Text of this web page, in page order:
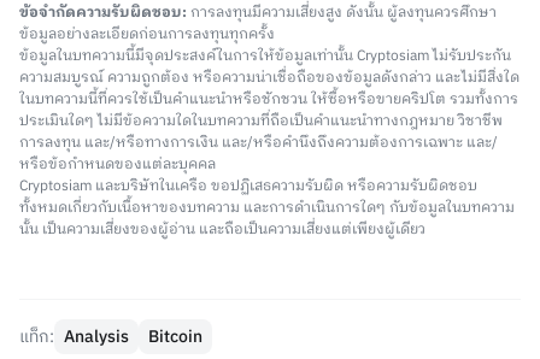
ข้อจำกัดความรับผิดชอบ: การลงทุนมีความเสี่ยงสูง ดังนั้น ผู้ลงทุนควรศึกษา
ข้อมูลอย่างละเอียดก่อนการลงทุนทุกครั้ง
ข้อมูลในบทความนี้มีจุดประสงค์ในการให้ข้อมูลเท่านั้น Cryptosiam ไม่รับประกัน
ความสมบูรณ์ ความถูกต้อง หรือความน่าเชื่อถือของข้อมูลดังกล่าว และไม่มีสิ่งใด
ในบทความนี้ที่ควรใช้เป็นคำแนะนำหรือชักชวน ให้ซื้อหรือขายคริปโต รวมทั้งการ
ประเมินใดๆ ไม่มีข้อความใดในบทความที่ถือเป็นคำแนะนำทางกฎหมาย วิชาชีพ
การลงทุน และ/หรือทางการเงิน และ/หรือคำนึงถึงความต้องการเฉพาะ และ/
หรือข้อกำหนดของแต่ละบุคคล
Cryptosiam และบริษัทในเครือ ขอปฏิเสธความรับผิด หรือความรับผิดชอบ
ทั้งหมดเกี่ยวกับเนื้อหาของบทความ และการดำเนินการใดๆ กับข้อมูลในบทความ
นั้น เป็นความเสี่ยงของผู้อ่าน และถือเป็นความเสี่ยงแต่เพียงผู้เดียว
แท็ก: Analysis Bitcoin